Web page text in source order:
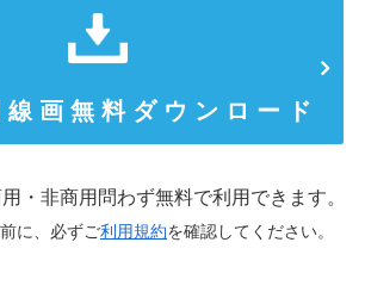
線 画 無 料 ダ ウ ン ロ ー ド
・非商用問わず無料で利用できます。
に、必ずご利用規約を確認してください。